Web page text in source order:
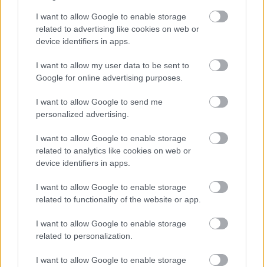
I want to allow Google to enable storage
related to advertising like cookies on web or
device identifiers in apps.
I want to allow my user data to be sent to
Google for online advertising purposes.
I want to allow Google to send me
personalized advertising.
I want to allow Google to enable storage
related to analytics like cookies on web or
device identifiers in apps.
I want to allow Google to enable storage
related to functionality of the website or app.
I want to allow Google to enable storage
related to personalization.
I want to allow Google to enable storage
Η τεχνητή νοημοσύνη του Google
φαγητού
περισσότερα